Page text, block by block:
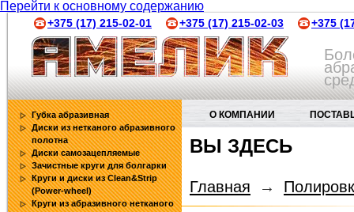
Перейти к основному содержанию
+375 (17) 215-02-01 +375 (17) 215-02-03 +375
Губка абразивная
Диски из нетканого абразивного
полотна
Диски самозацепляемые
Зачистные круги для болгарки
Круги и диски из Clean&Strip
(Power-wheel)
Круги из абразивного нетканого
О КОМПАНИИ
АБРАЗИВНЫЕ
ВЫ ЗДЕСЬ
Главная →